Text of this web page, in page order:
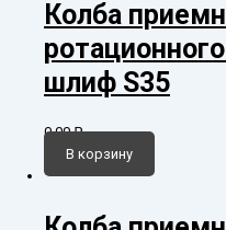
Колба
шлиф S35
0,00₽
В корзину